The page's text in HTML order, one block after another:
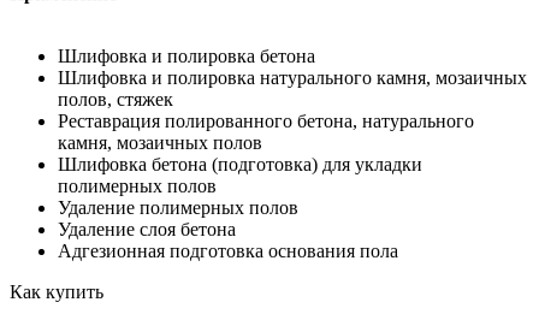
Шлифовка и полировка бетона
Шлифовка и полировка натурального камня, мозаичных
полов, стяжек
Реставрация полированного бетона, натурального
камня, мозаичных полов
Шлифовка бетона (подготовка) для укладки
полимерных полов
Удаление полимерных полов
Удаление слоя бетона
Адгезионная подготовка основания пола
Как купить